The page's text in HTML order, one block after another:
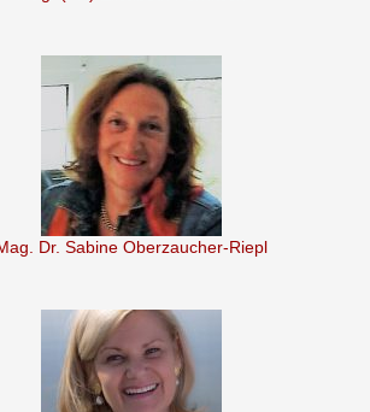
Dr. Sabine Oberzaucher-Riepl